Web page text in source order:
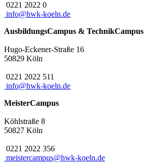
0221 2022 0
info@hwk-koeln.de
AusbildungsCampus & TechnikCampus
Hugo-Eckener-Straße 16
50829 Köln
0221 2022 511
info@hwk-koeln.de
MeisterCampus
Köhlstraße 8
50827 Köln
0221 2022 356
meistercampus@hwk-koeln.de